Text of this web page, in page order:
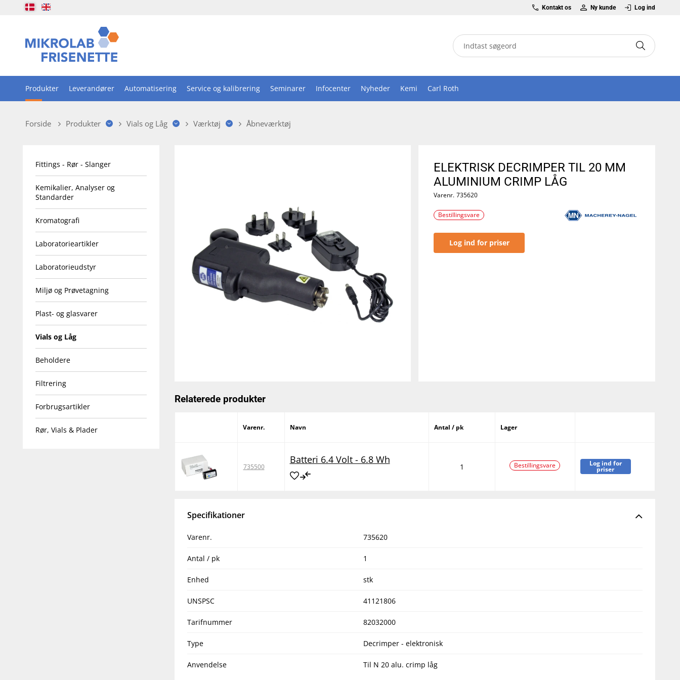
Kontakt os Ny kunde Log ind
Produkter Leverandører Automatisering Service og kalibrering Seminarer Infocenter Nyheder Kemi Carl Roth
Forside Produkter Vials og Låg Værktøj Åbneværktøj
Fittings - Rør - Slanger
Kemikalier, Analyser og
Standarder
Kromatografi
Laboratorieartikler
Laboratorieudstyr
Miljø og Prøvetagning
Plast- og glasvarer
Vials og Låg
Beholdere
Filtrering
Forbrugsartikler
Rør, Vials & Plader
ELEKTRISK DECRIMPER TIL 20 MM
ALUMINIUM CRIMP LÅG
Varenr. 735620
Bestillingsvare
Log ind for priser
Relaterede produkter
Varenr. Navn Antal / pk Lager
735500
Batteri 6.4 Volt - 6.8 Wh
1 Bestillingsvare Log ind for
priser
Specifikationer
Varenr. 735620
Antal / pk 1
Enhed stk
UNSPSC 41121806
Tarifnummer 82032000
Type Decrimper - elektronisk
Anvendelse Til N 20 alu. crimp låg